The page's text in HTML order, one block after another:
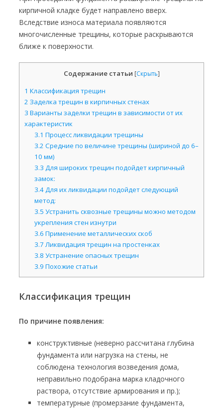
кирпичной кладке будет направлено вверх.
Вследствие износа материала появляются
многочисленные трещины, которые раскрываются
ближе к поверхности.
Содержание статьи [Скрыть]
1 Классификация трещин
2 Заделка трещин в кирпичных стенах
3 Варианты заделки трещин в зависимости от их
характеристик
3.1 Процесс ликвидации трещины
3.2 Средние по величине трещины (шириной до 6–
10 мм)
3.3 Для широких трещин подойдет кирпичный
замок:
3.4Для их ликвидации подойдет следующий
метод:
3.5 Устранить сквозные трещины можно методом
укрепления стен изнутри
3.6 Применение металлических скоб
3.7 Ликвидация трещин на простенках
3.8 Устранение опасных трещин
3.9 Похожие статьи
Классификация трещин
По причине появления:
конструктивные (неверно рассчитана глубина
фундамента или нагрузка на стены, не
соблюдена технология возведения дома,
неправильно подобрана марка кладочного
раствора, отсутствие армирования и пр.);
температурные (промерзание фундамента,